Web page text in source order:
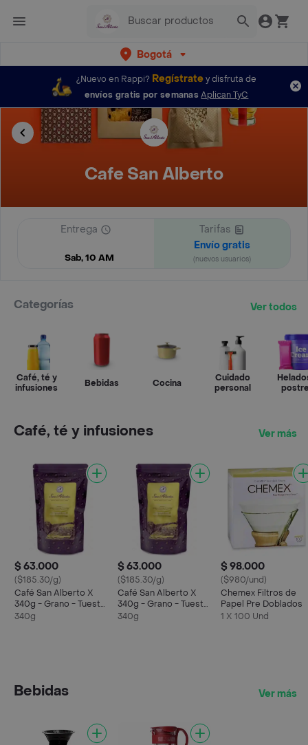
Bogotá
¿Nuevo en Rappi? Regístratey disfruta de
envíos gratis por semanas Aplican TyC
Cafe San Alberto
Entrega
Sab, 10 AM
Tarifas
Envío gratis
(nuevos usuarios)
Categorías Ver todos
Café, té y
infusiones
Bebidas Cocina
Cuidado
personal
Café, té y infusiones Ver más
$ 63.000
($185.30/g)
Café San Alberto X
340g - Grano - Tueste
Medio
340g
$ 63.000
($185.30/g)
Café San Alberto X
340g - Grano - Tueste
Alto
340g
$ 98.000
($980/und)
Chemex Filtros de
Papel Pre Doblados
1 X 100 Und
Bebidas Ver más